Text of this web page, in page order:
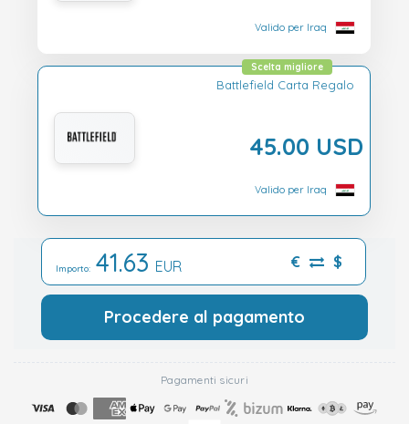
Valido per Iraq
Battlefield Carta Regalo
45.00 USD
Scelta migliore
Valido per Iraq
Importo: 41.63 EUR € $
Procedere al pagamento
Pagamenti sicuri